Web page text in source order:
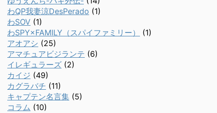
わQP我妻涼DesPerado (1)
わSOV (1)
わSPY×FAMILY（スパイファミリー）
(1)
アオアシ (25)
アマチュアビジランテ (6)
イレギュラーズ (2)
カイジ (49)
カグラバチ (11)
キャプテン名言集 (5)
コラム (10)